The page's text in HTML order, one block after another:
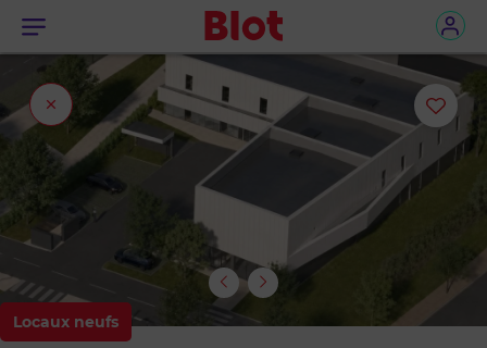
Menu
Fermer
l'onglet
ou
Locaux neufs